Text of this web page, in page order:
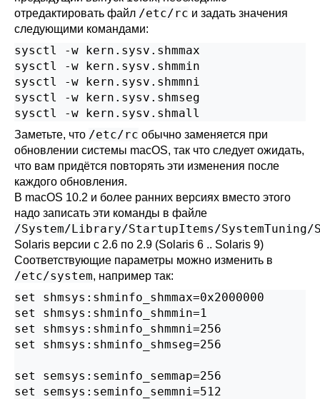
отредактировать файл /etc/rc и задать значения
следующими командами:
sysctl -w kern.sysv.shmmax
sysctl -w kern.sysv.shmmin
sysctl -w kern.sysv.shmmni
sysctl -w kern.sysv.shmseg
sysctl -w kern.sysv.shmall
Заметьте, что /etc/rc обычно заменяется при
обновлении системы macOS, так что следует ожидать,
что вам придётся повторять эти изменения после
каждого обновления.
В macOS 10.2 и более ранних версиях вместо этого
надо записать эти команды в файле
/System/Library/StartupItems/SystemTuning/
Solaris версии с 2.6 по 2.9 (Solaris 6 .. Solaris 9)
Соответствующие параметры можно изменить в
/etc/system, например так:
set shmsys:shminfo_shmmax=0x2000000
set shmsys:shminfo_shmmin=1
set shmsys:shminfo_shmmni=256
set shmsys:shminfo_shmseg=256
set semsys:seminfo_semmap=256
set semsys:seminfo_semmni=512